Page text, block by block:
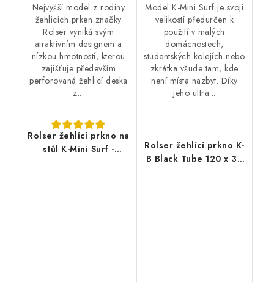
Nejvyšší model z rodiny
žehlicích prken značky
Rolser vyniká svým
atraktivním designem a
nízkou hmotností, kterou
zajišťuje především
perforovaná žehlicí deska
z...
Model K-Mini Surf je svojí
velikostí předurčen k
použití v malých
domácnostech,
studentských kolejích nebo
zkrátka všude tam, kde
není místa nazbyt. Díky
jeho ultra...
Rolser žehlící prkno na
stůl K-Mini Surf -
Rolser žehlící prkno K-
B Black Tube 120 x 38